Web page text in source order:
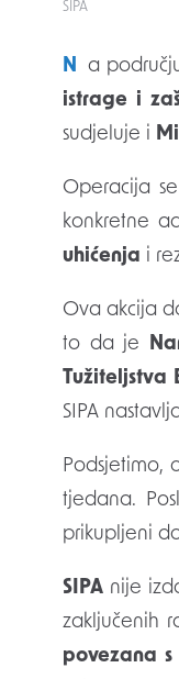
SIPA
Na
istrage i
sudjeluje i
Operacija
konkretne
uhićenja i
Ova akcija
to da je
Tužiteljstva
SIPA
Podsjetimo,
tjedana.
prikupljeni
SIPA nije
zaključenih
povezana